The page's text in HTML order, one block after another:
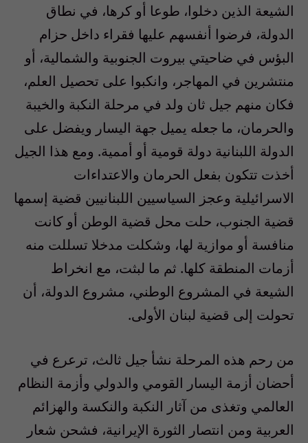
الشيعة الذين دخلوا، طوعا أو كرها، في نطاق
الدولة، فرضوا أنفسهم عليها فقراء داخل حزام
البؤس في ضاحيتي بيروت الجنوبية والشمالية، أو
منتشرين في المهاجر، وانكبوا على تحصيل العلم،
فكان منهم جيل ثان ولد في مرحلة النكبة والخيبة
والحرمان، ما جعله يميل جهة اليسار ويفضل على
الدولة اللبنانية دولة قومية أو أممية. ومع هذا الجيل
أخذت تتكون بفعل الحرمان والاعتداءات
الاسرائيلية وعجز السياسيين اللبنانيين قضية إسمها
قضية الجنوب، حلت محل قضية الوطن أو كانت
منافسة أو موازية لها، وشكلت مدخلا تسللت منه
أزمات المنطقة كلها. ثم ما لبثت، مع انخراط
الشيعة في المشروع الوطني، مشروع الدولة، أن
تحولت إلى قضية لبنان الأولى.
من رحم هذه المرحلة نشأ جيل ثالث، ترعرع في
أحضان أزمة اليسار القومي والدولي وأزمة النظام
العالمي وتغذى من آثار النكبة والنكسة والهزائم
العربية ومن انتصار الثورة الإيرانية، فشحن شعار